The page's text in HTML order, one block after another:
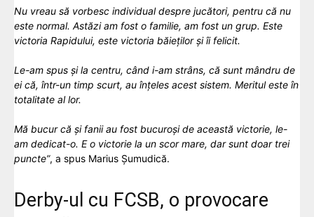
Nu vreau să vorbesc individual despre jucători, pentru că nu
este normal. Astăzi am fost o familie, am fost un grup. Este
victoria Rapidului, este victoria băieților și îi felicit.
Le-am spus și la centru, când i-am strâns, că sunt mândru de
ei că, într-un timp scurt, au înțeles acest sistem. Meritul este în
totalitate al lor.
Mă bucur că și fanii au fost bucuroși de această victorie, le-
am dedicat-o. E o victorie la un scor mare, dar sunt doar trei
puncte”, a spus Marius Șumudică.
Derby-ul cu FCSB, o provocare